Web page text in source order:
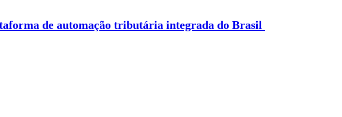
de automação tributária integrada do Brasil